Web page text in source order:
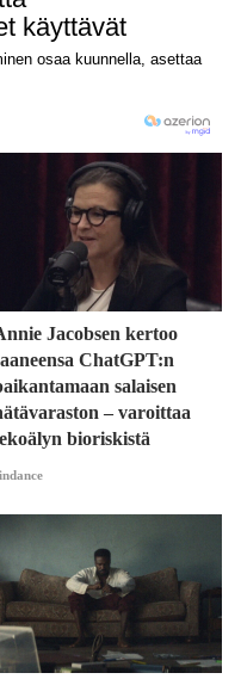
Jacobsen kertoo
ChatGPT:n
salaisen
– varoittaa
bioriskistä